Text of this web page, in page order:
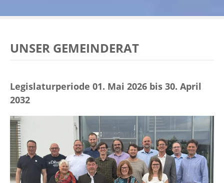
UNSER GEMEINDERAT
Legislaturperiode 01. Mai 2026 bis 30. April
2032